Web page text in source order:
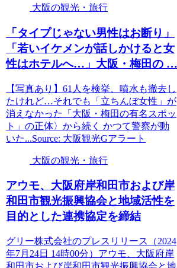
大阪の観光・旅行
「タイプじゃない男性はお断り」
「若いイケメンが話しかけると女
性はホテルへ…」 大阪 ・梅田の …
【写真あり】61人を検挙、噴水も撤去し
たけれど…それでも「立ちんぼ女性」が
消えなかった「大阪・梅田の有名スポッ
ト」の正体〉から続く かつて警察が動
いた...Source: 大阪観光Gアラート
大阪の観光・旅行
アウモ、 大阪府岸和田市および岸
和田市観光振興協会と地域活性を
目的とした連携協定を締結
グリー株式会社のプレスリリース（2024
年7月24日 14時00分）アウモ、大阪府岸
和田市および岸和田市観光振興協会と地